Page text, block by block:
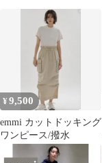
¥9,500
emmi カットドッキング
ワンピース/撥水